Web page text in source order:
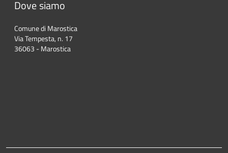
Dove siamo
Comune di Marostica
Via Tempesta, n. 17
36063 - Marostica